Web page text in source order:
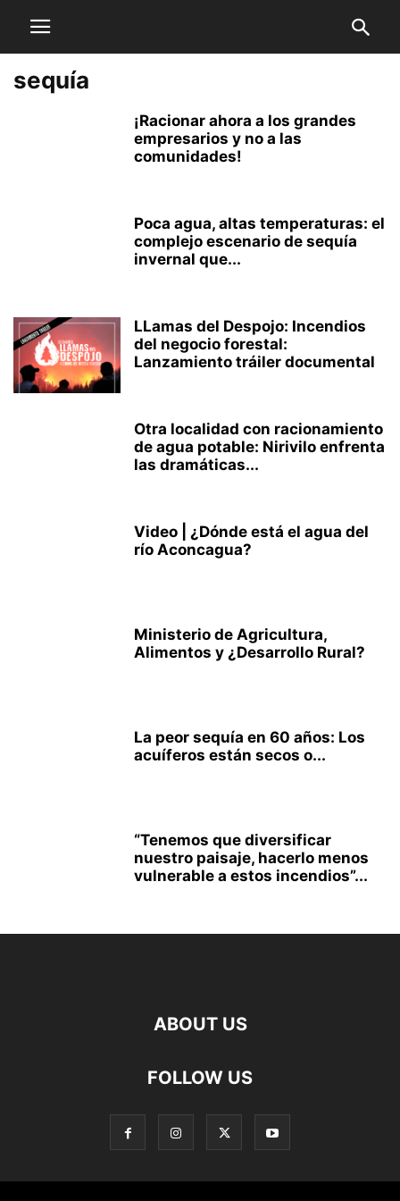
sequía
¡Racionar ahora a los grandes
empresarios y no a las
comunidades!
Poca agua, altas temperaturas: el
complejo escenario de sequía
invernal que...
LLamas del Despojo: Incendios
del negocio forestal:
Lanzamiento tráiler documental
Otra localidad con racionamiento
de agua potable: Nirivilo enfrenta
las dramáticas...
Video | ¿Dónde está el agua del
río Aconcagua?
Ministerio de Agricultura,
Alimentos y ¿Desarrollo Rural?
La peor sequía en 60 años: Los
acuíferos están secos o...
“Tenemos que diversificar
nuestro paisaje, hacerlo menos
vulnerable a estos incendios”...
ABOUT US
FOLLOW US